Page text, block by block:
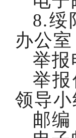
8.绥
办公室
举报
举
领导
邮编